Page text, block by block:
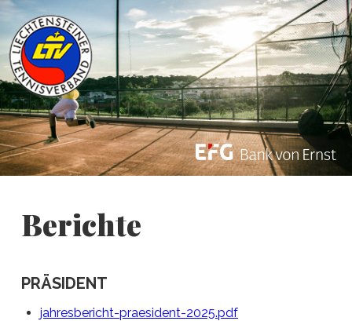
Berichte
PRÄSIDENT
jahresbericht-praesident-2025.pdf